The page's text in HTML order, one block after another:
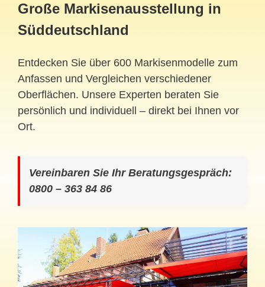
Große Markisenausstellung in
Süddeutschland
Entdecken Sie über 600 Markisenmodelle zum
Anfassen und Vergleichen verschiedener
Oberflächen. Unsere Experten beraten Sie
persönlich und individuell – direkt bei Ihnen vor
Ort.
Vereinbaren Sie Ihr Beratungsgespräch:
0800 – 363 84 86